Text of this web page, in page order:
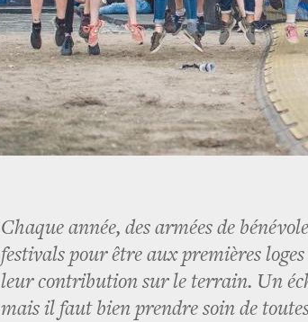
Chaque année, des armées de
festivals pour être aux premières
leur contribution sur le terrain. Un
mais il faut bien prendre soin de